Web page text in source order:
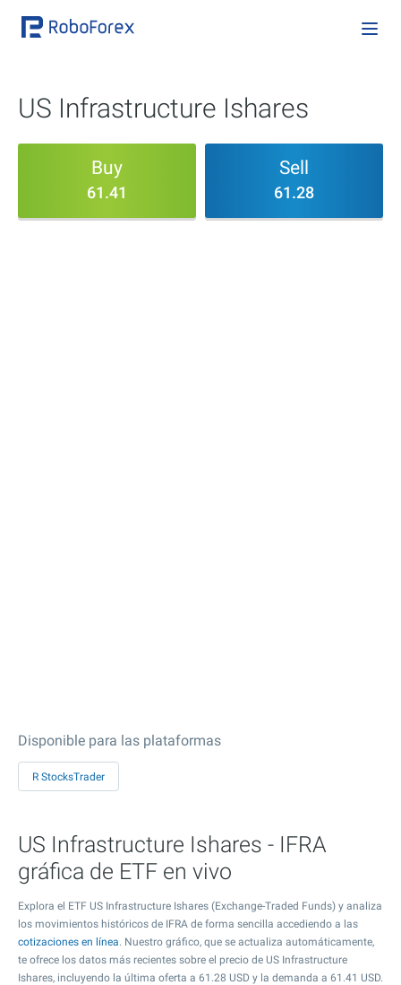
US Infrastructure Ishares
Buy
61.41
Sell
61.28
Disponible para las plataformas
R StocksTrader
US Infrastructure Ishares - IFRA
gráfica de ETF en vivo
Explora el ETF US Infrastructure Ishares (Exchange-Traded Funds) y analiza
los movimientos históricos de IFRA de forma sencilla accediendo a las
cotizaciones en línea. Nuestro gráfico, que se actualiza automáticamente,
te ofrece los datos más recientes sobre el precio de US Infrastructure
Ishares, incluyendo la última oferta a 61.28 USD y la demanda a 61.41 USD.